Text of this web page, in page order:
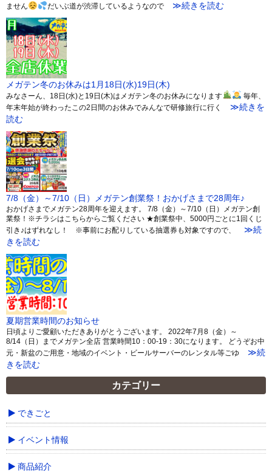
ません
だいぶ道が渋滞しているようなので≫続きを読む
メガテン冬のお休みは1月18日(水)19日(木)
みなさーん、18日(水)と19日(木)はメガテン冬のお休みになります
毎年、
年末年始が終わったこの2日間のお休みでみんなで研修旅行に行く
≫続きを
読む
7/8（金）～7/10（日）メガテン創業祭！おかげさまで28周年♪
おかげさまでメガテン28周年を迎えます。 7/8（金）～7/10（日）メガテン創
業祭！※チラシはこちらからご覧ください ★創業祭中、5000円ごとに1回くじ
引き♪はずれなし！ ※事前にお配りしている抽選券も対象ですので、
≫続
きを読む
夏期営業時間のお知らせ
日頃よりご愛顧いただきありがとうございます。 2022年7月8（金）～
8/14（日）までメガテン全店 営業時間10：00-19：30になります。 どうぞお中
元・新盆のご用意・地域のイベント・ビールサーバーのレンタル等ごゆ
≫続
きを読む
カテゴリー
できごと
イベント情報
商品紹介